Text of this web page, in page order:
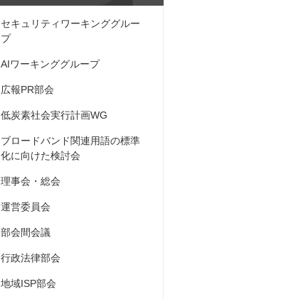
セキュリティワーキンググルー
プ
AIワーキンググループ
広報PR部会
低炭素社会実行計画WG
ブロードバンド関連用語の標準
化に向けた検討会
理事会・総会
運営委員会
部会間会議
行政法律部会
地域ISP部会